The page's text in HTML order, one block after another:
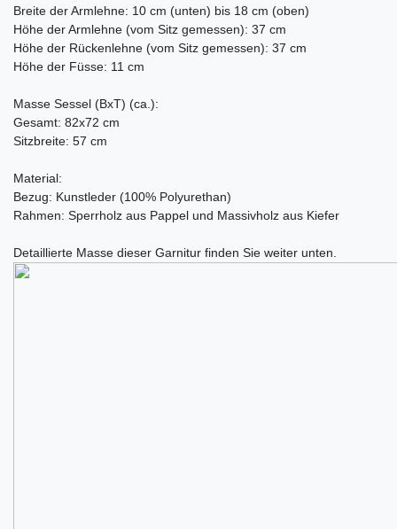
Breite der Armlehne: 10 cm (unten) bis 18 cm (oben)
Höhe der Armlehne (vom Sitz gemessen): 37 cm
Höhe der Rückenlehne (vom Sitz gemessen): 37 cm
Höhe der Füsse: 11 cm
Masse Sessel (BxT) (ca.):
Gesamt: 82x72 cm
Sitzbreite: 57 cm
Material:
Bezug: Kunstleder (100% Polyurethan)
Rahmen: Sperrholz aus Pappel und Massivholz aus Kiefer
Detaillierte Masse dieser Garnitur finden Sie weiter unten.